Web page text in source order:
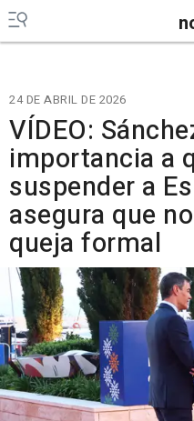
24 DE ABRIL DE 2026
VÍDEO:
importancia a
suspender a
asegura que
queja formal